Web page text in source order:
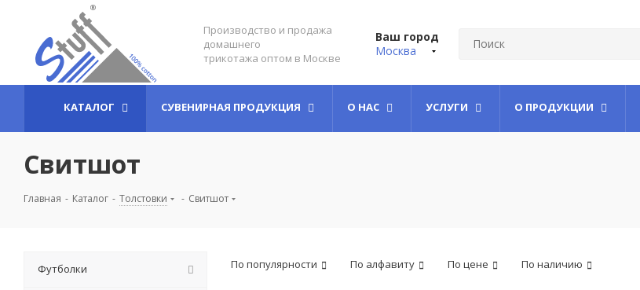
Производство и продажа
домашнего
трикотажа оптом в Москве
Ваш город
Москва
КАТАЛОГ СУВЕНИРНАЯ ПРОДУКЦИЯ О НАС УСЛУГИ О ПРОДУКЦИИ
Свитшот
Главная - Каталог - Толстовки - Свитшот
По популярности По алфавиту По цене По наличию
Футболки